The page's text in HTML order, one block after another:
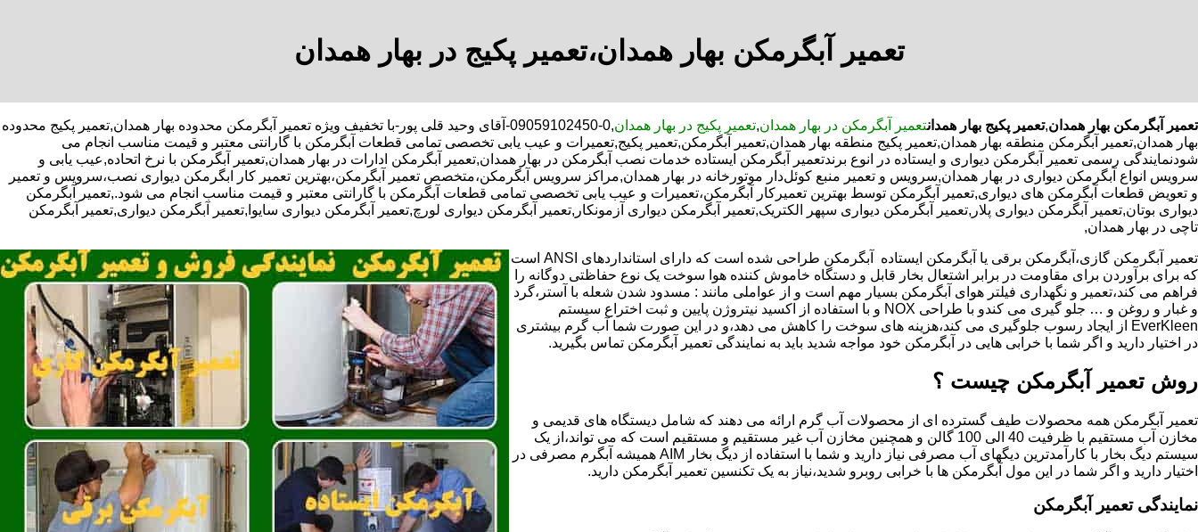
تعمیر آبگرمکن بهار همدان،تعمیر پکیج در بهار همدان
تعمیر آبگرمکن بهار همدان,تعمیر پکیج بهار همدانتعمیر آبگرمکن در بهار همدان,تعمیر پکیج در بهار همدان
,0-09059102450-آقای وحید قلی پور-با تخفیف ویژه تعمیر آبگرمکن محدوده بهار همدان,تعمیر پکیج محدوده
بهار همدان,تعمیر آبگرمکن منطقه بهار همدان,تعمیر پکیج منطقه بهار همدان,تعمیر آبگرمکن,تعمیر پکیج,تعمیرات و عیب یابی تخصصی تمامی قطعات آبگرمکن با گارانتی معتبر و قیمت مناسب انجام می
شودنمایندگی رسمی تعمیر آبگرمکن دیواری و ایستاده در انوع برندتعمیر آبگرمکن ایستاده خدمات نصب آبگرمکن در بهار همدان,تعمیر آبگرمکن ادارات در بهار همدان,تعمیر آبگرمکن با نرخ اتحاده,عیب یابی و
سرویس انواع آبگرمکن دیواری در بهار همدان,سرویس و تعمیر منبع کوئل‌دار موتورخانه در بهار همدان,مراکز سرویس آبگرمکن،متخصص تعمیر آبگرمکن،بهترین تعمیر کار ابگرمکن دیواری نصب،سرویس و تعمیر
و تعویض قطعات آبگرمکن های دیواری,تعمیر آبگرمکن توسط بهترین تعمیرکار آبگرمکن،تعمیرات و عیب یابی تخصصی تمامی قطعات آبگرمکن با گارانتی معتبر و قیمت مناسب انجام می شود.,تعمیر آبگرمکن
دیواری بوتان,تعمیر آبگرمکن دیواری پلار,تعمیر آبگرمکن دیواری سپهر الکتریک,تعمیر آبگرمکن دیواری آزمونکار,تعمیر آبگرمکن دیواری لورچ,تعمیر آبگرمکن دیواری سایوا,تعمیر آبگرمکن دیواری,تعمیر آبگرمکن
تاچی در بهار همدان,
تعمیر آبگرمکن گازی،آبگرمکن برقی یا آبگرمکن ایستاده ​ آبگرمکن طراحی شده است که دارای استانداردهای ANSI است
که برای برآوردن برای مقاومت در برابر اشتعال بخار قابل و دستگاه خاموش کننده هوا سوخت یک نوع حفاظتی دوگانه را
فراهم می کند،تعمیر و نگهداری فیلتر هوای آبگرمکن بسیار مهم است و از عواملی مانند : مسدود شدن شعله با آستر،گرد
و غبار و روغن و … جلو گیری می کندو با طراحی NOX و با استفاده از اکسید نیتروژن پایین و ثبت اختراع سیستم
EverKleen از ایجاد رسوب جلوگیری می کند،هزینه های سوخت را کاهش می دهد،و در این صورت شما آب گرم بیشتری
در اختیار دارید و اگر شما با خرابی هایی در آبگرمکن خود مواجه شدید باید به نمایندگی تعمیر آبگرمکن تماس بگیرید.
روش تعمیر آبگرمکن چیست ؟
تعمیر آبگرمکن همه محصولات طیف گسترده ای از محصولات آب گرم ارائه می دهند که شامل دیستگاه های قدیمی و
مخازن آب مستقیم با ظرفیت 40 الی 100 گالن و همچنین مخازن آب غیر مستقیم و مستقیم است که می تواند،از یک
سیستم دیگ بخار با کارآمدترین دیگهای آب مصرفی نیاز دارید و شما با استفاده از دیگ بخار AIM همیشه آبگرم مصرفی در
اختیار دارید و اگر شما در این مول آبگرمکن ها با خرابی روبرو شدید،نیاز به یک تکنسین تعمیر آبگرمکن دارید.
نمایندگی تعمیر آبگرمکن